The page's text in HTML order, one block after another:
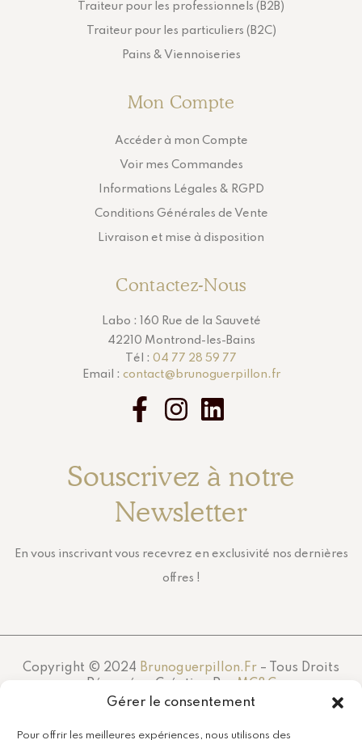
Gérer le consentement
Pour offrir les meilleures expériences, nous utilisons des
Traiteur pour les professionnels (B2B)
Traiteur pour les particuliers (B2C)
Pains & Viennoiseries
Mon Compte
Accéder à mon Compte
Voir mes Commandes
Informations Légales & RGPD
Conditions Générales de Vente
Livraison et mise à disposition
Contactez-Nous
Labo : 160 Rue de la Sauveté
42210 Montrond-les-Bains
Tél : 04 77 28 59 77
Email : contact@brunoguerpillon.fr
Souscrivez à notre
Newsletter
En vous inscrivant vous recevrez en exclusivité nos dernières
offres !
Copyright © 2024 Brunoguerpillon.fr – Tous Droits
Réservés – Création Par
MC&C